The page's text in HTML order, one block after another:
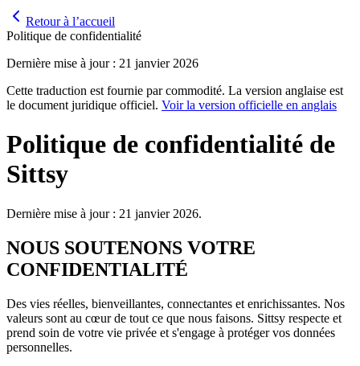
Retour à l’accueil
Politique de confidentialité
Dernière mise à jour : 21 janvier 2026
Cette traduction est fournie par commodité. La version anglaise est
le document juridique officiel. Voir la version officielle en anglais
Politique de confidentialité de
Sittsy
Dernière mise à jour : 21 janvier 2026.
NOUS SOUTENONS VOTRE
CONFIDENTIALITÉ
Des vies réelles, bienveillantes, connectantes et enrichissantes. Nos
valeurs sont au cœur de tout ce que nous faisons. Sittsy respecte et
prend soin de votre vie privée et s'engage à protéger vos données
personnelles.